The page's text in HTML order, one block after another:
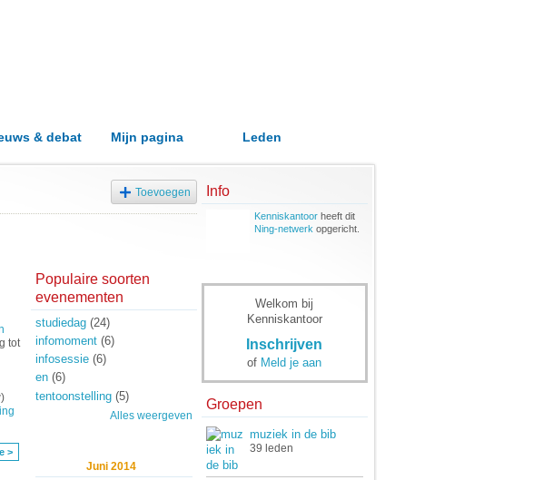
& debat Mijn pagina Leden
Toevoegen
tot
>
Populaire soorten
evenementen
studiedag(24)
infomoment(6)
infosessie(6)
en(6)
tentoonstelling(5)
Alles weergeven
Juni 2014
Info
Kenniskantoorheeft dit
Ning-netwerk opgericht.
Welkom bij
Kenniskantoor
Inschrijven
of Meld je aan
Groepen
muziek in de bib
39 leden